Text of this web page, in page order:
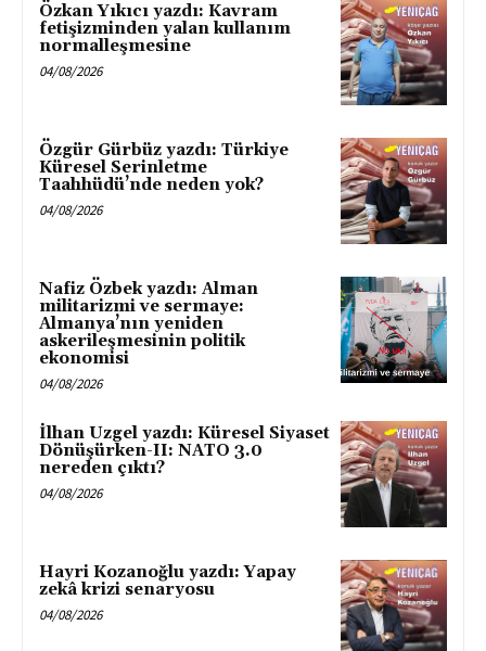
Özkan Yıkıcı yazdı: Kavram
fetişizminden yalan kullanım
normalleşmesine
04/08/2026
Özgür Gürbüz yazdı: Türkiye
Küresel Serinletme
Taahhüdü’nde neden yok?
04/08/2026
Nafiz Özbek yazdı: Alman
militarizmi ve sermaye:
Almanya’nın yeniden
askerileşmesinin politik
ekonomisi
04/08/2026
İlhan Uzgel yazdı: Küresel Siyaset
Dönüşürken-II: NATO 3.0
nereden çıktı?
04/08/2026
Hayri Kozanoğlu yazdı: Yapay
zekâ krizi senaryosu
04/08/2026